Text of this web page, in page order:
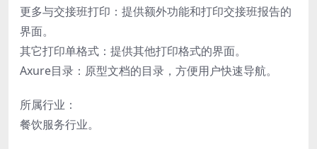
更多与交接班打印：提供额外功能和打印交接班报告的
界面。
其它打印单格式：提供其他打印格式的界面。
Axure目录：原型文档的目录，方便用户快速导航。
所属行业：
餐饮服务行业。